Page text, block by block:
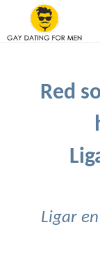
Red
Ligar